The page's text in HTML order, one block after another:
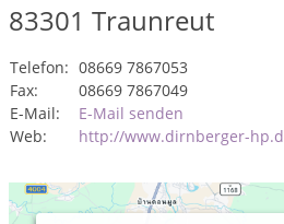
83301 Traunreut
Telefon: 08669 7867053
Fax:
08669 7867049
E-Mail:
E-Mail senden
Web:
http://www.dirnberger-